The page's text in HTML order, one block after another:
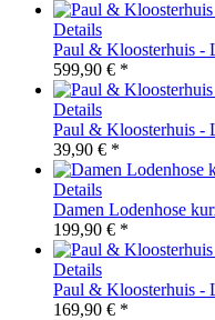
Details
Paul & Kloosterhuis -
599,90 € *
Details
Paul & Kloosterhuis -
39,90 € *
Details
Damen Lodenhose
199,90 € *
Details
Paul & Kloosterhuis -
169,90 € *